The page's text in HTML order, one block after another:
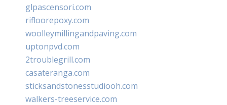
glpascensori.com
rifloorepoxy.com
woolleymillingandpaving.com
uptonpvd.com
2troublegrill.com
casateranga.com
sticksandstonesstudiooh.com
walkers-treeservice.com